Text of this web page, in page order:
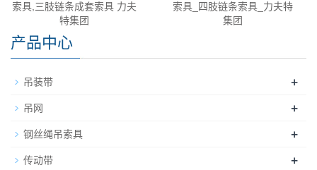
索具,三肢链条成套索具 力夫
特集团
索具_四肢链条索具_力夫特
集团
产品中心
吊装带 +
吊网 +
钢丝绳吊索具 +
传动带 +